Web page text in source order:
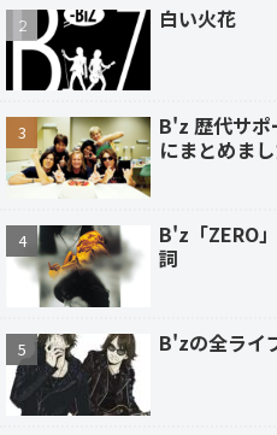
白い火花
B'z 歴代サポ
にまとめまし
B'z「ZERO
詞
B'zの全ライ